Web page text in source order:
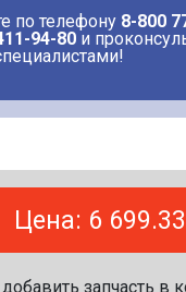
по телефону 8-800
94-80 и
Цена: 6
запчасть в